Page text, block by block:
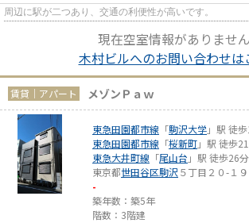
周辺に駅が二つあり、交通の利便性が高いです。
現在空室情報がありません
木村ビルへのお問い合わせは
賃貸｜アパート メゾンＰａｗ
東急田園都市線 「駒沢大学」駅 徒
東急田園都市線 「桜新町」駅 徒歩
東急大井町線 「尾山台 」駅 徒歩26分
東京都世田谷区駒沢 ５丁目２０-１９
-
築年数：築5年
階数：3階建